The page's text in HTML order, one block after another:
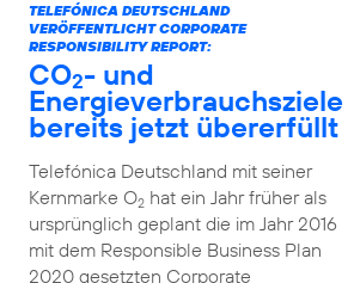
TELEFÓNICA DEUTSCHLAND
VERÖFFENTLICHT CORPORATE
RESPONSIBILITY REPORT:
CO2- und
Energieverbrauchsziele
bereits jetzt übererfüllt
Telefónica Deutschland mit seiner
Kernmarke O2hat ein Jahr früher als
ursprünglich geplant die im Jahr 2016
mit dem Responsible Business Plan
2020 gesetzten Corporate